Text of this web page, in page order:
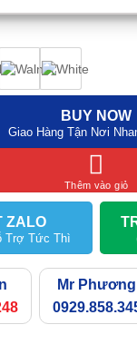
Thêm vào giỏ
BUY NOW
Giao Hàng Tận Nơi
ZALO
Trợ Tức Thì
Mr Phương